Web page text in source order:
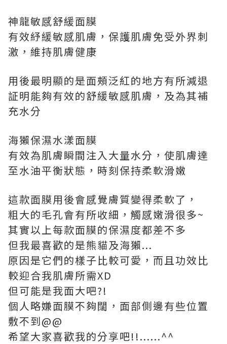
神龍敏感舒緩面膜
有效紓緩敏感肌膚，保護肌膚免受外界刺
激，維持肌膚健康
用後最明顯的是面頰泛紅的地方有所減退
証明能夠有效的舒緩敏感肌膚，及為其補
充水分
海獺保濕水漾面膜
有效為肌膚瞬間注入大量水分，使肌膚達
至水油平衡狀態，時刻保持柔軟滑嫩
這款面膜用後會感覺膚質變得柔軟了，
粗大的毛孔會有所收細，觸感嫩滑很多~
其實以上每款面膜的保濕度都差不多
但我最喜歡的是熊貓及海獺...
原因是它們的樣子比較可愛，而且功效比
較迎合我肌膚所需XD
但可能是我面大吧?!
個人略嫌面膜不夠闊，面部側邊有些位置
敷不到@@
希望大家喜歡我的分享吧!!......^^